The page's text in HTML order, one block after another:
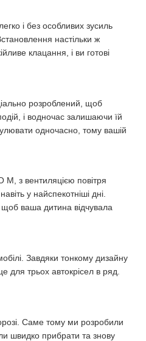
і без особливих зусиль
настільки ж
клацання, і ви готові
розроблений, щоб
і водночас залишаючи їй
одночасно, тому вашій
M, з вентиляцією повітря
у найспекотніші дні.
щоб ваша дитина відчувала
Завдяки тонкому дизайну
для трьох автокрісел в ряд.
Саме тому ми розробили
швидко прибрати та знову